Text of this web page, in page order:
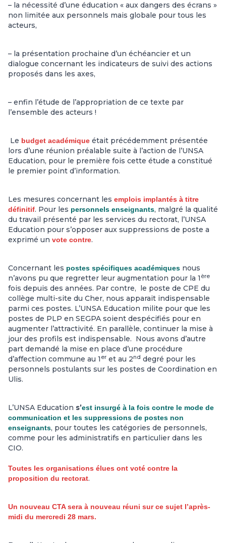
– la nécessité d’une éducation « aux dangers des écrans »
non limitée aux personnels mais globale pour tous les
acteurs,
– la présentation prochaine d’un échéancier et un
dialogue concernant les indicateurs de suivi des actions
proposés dans les axes,
– enfin l’étude de l’appropriation de ce texte par
l’ensemble des acteurs !
Le budget académique était précédemment présentée
lors d’une réunion préalable suite à l’action de l’UNSA
Education, pour le première fois cette étude a constitué
le premier point d’information.
Les mesures concernant les emplois implantés à titre
définitif. Pour les personnels enseignants, malgré la qualité
du travail présenté par les services du rectorat, l’UNSA
Education pour s’opposer aux suppressions de poste a
exprimé un vote contre.
Concernant les postes spécifiques académiques nous
n’avons pu que regretter leur augmentation pour la 1 ère
fois depuis des années. Par contre, le poste de CPE du
collège multi-site du Cher, nous apparait indispensable
parmi ces postes. L’UNSA Education milite pour que les
postes de PLP en SEGPA soient despécifiés pour en
augmenter l’attractivité. En parallèle, continuer la mise à
jour des profils est indispensable. Nous avons d’autre
part demandé la mise en place d’une procédure
d’affection commune au 1 er et au 2nd degré pour les
personnels postulants sur les postes de Coordination en
Ulis.
L’UNSA Education s’est insurgé à la fois contre le mode de
communication et les suppressions de postes non
enseignants, pour toutes les catégories de personnels,
comme pour les administratifs en particulier dans les
CIO.
Toutes les organisations élues ont voté contre la
proposition du rectorat.
Un nouveau CTA sera à nouveau réuni sur ce sujet l’après-
midi du mercredi 28 mars.